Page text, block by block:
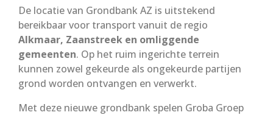
De locatie van Grondbank AZ is uitstekend
bereikbaar voor transport vanuit de regio
Alkmaar, Zaanstreek en omliggende
gemeenten. Op het ruim ingerichte terrein
kunnen zowel gekeurde als ongekeurde partijen
grond worden ontvangen en verwerkt.
Met deze nieuwe grondbank spelen Groba Groep